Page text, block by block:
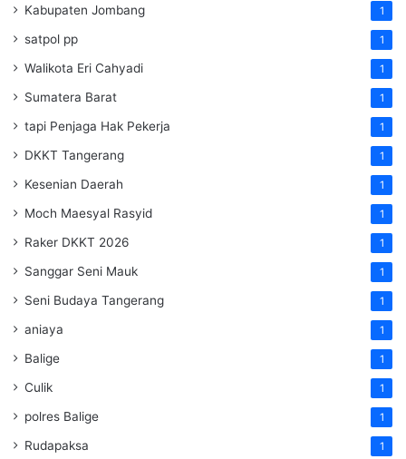
Kabupaten Jombang 1
satpol pp 1
Walikota Eri Cahyadi 1
Sumatera Barat 1
tapi Penjaga Hak Pekerja 1
DKKT Tangerang 1
Kesenian Daerah 1
Moch Maesyal Rasyid 1
Raker DKKT 2026 1
Sanggar Seni Mauk 1
Seni Budaya Tangerang 1
aniaya 1
Balige 1
Culik 1
polres Balige 1
Rudapaksa 1